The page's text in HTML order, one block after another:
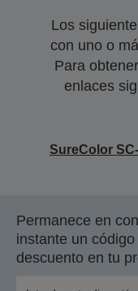
Los
con uno o
Para
enlaces
SureColor
Permanece en
instante un
descuento en tu